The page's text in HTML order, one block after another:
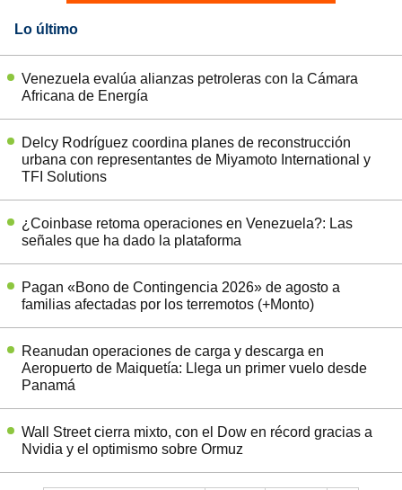
Lo último
Venezuela evalúa alianzas petroleras con la Cámara
Africana de Energía
Delcy Rodríguez coordina planes de reconstrucción
urbana con representantes de Miyamoto International y
TFI Solutions
¿Coinbase retoma operaciones en Venezuela?: Las
señales que ha dado la plataforma
Pagan «Bono de Contingencia 2026» de agosto a
familias afectadas por los terremotos (+Monto)
Reanudan operaciones de carga y descarga en
Aeropuerto de Maiquetía: Llega un primer vuelo desde
Panamá
Wall Street cierra mixto, con el Dow en récord gracias a
Nvidia y el optimismo sobre Ormuz